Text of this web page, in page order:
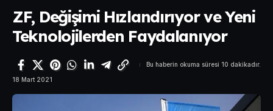
ZF, Değişimi Hızlandırıyor ve Yeni
Teknolojilerden Faydalanıyor
18 Mart 2021
Bu haberin okuma süresi 10 dakikadır.